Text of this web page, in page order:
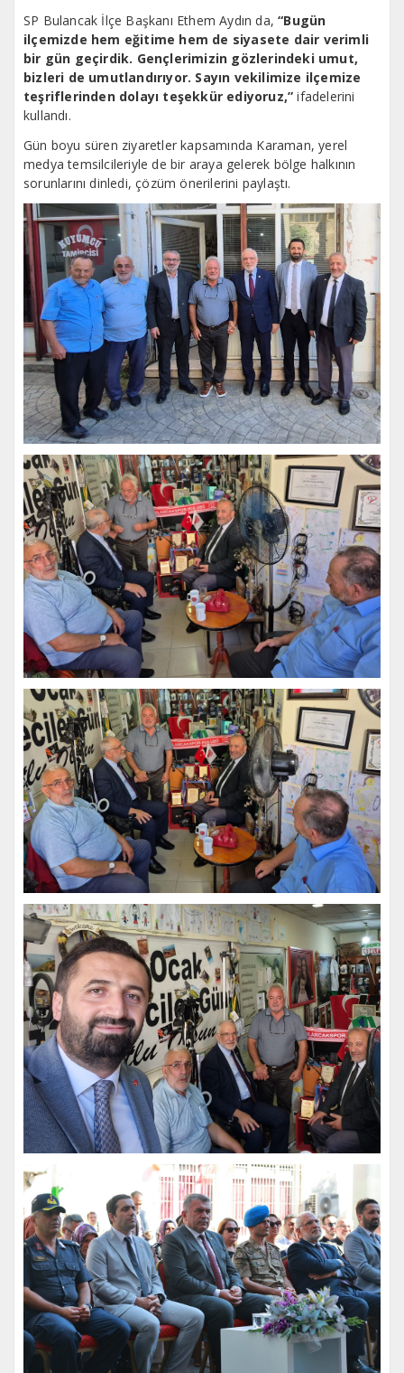
SP Bulancak İlçe Başkanı Ethem Aydın da,“Bugün
ilçemizde hem eğitime hem de siyasete dair verimli
bir gün geçirdik. Gençlerimizin gözlerindeki umut,
bizleri de umutlandırıyor. Sayın vekilimize ilçemize
teşriflerinden dolayı teşekkür ediyoruz,” ifadelerini
kullandı.
Gün boyu süren ziyaretler kapsamında Karaman, yerel
medya temsilcileriyle de bir araya gelerek bölge halkının
sorunlarını dinledi, çözüm önerilerini paylaştı.